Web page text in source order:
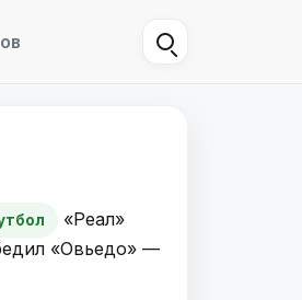
«Реал»
«Овьедо» —